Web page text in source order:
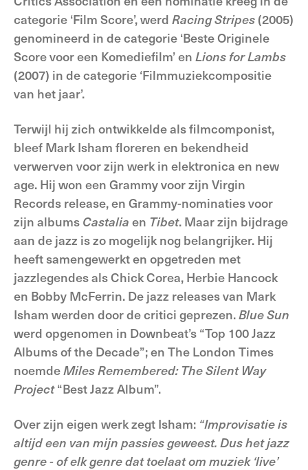
categorie ‘Film Score’, werd Racing Stripes (2005)
genomineerd in de categorie ‘Beste Originele
Score voor een Komediefilm’ en Lions for Lambs
(2007) in de categorie ‘Filmmuziekcompositie
van het jaar’.
Terwijl hij zich ontwikkelde als filmcomponist,
bleef Mark Isham floreren en bekendheid
verwerven voor zijn werk in elektronica en new
age. Hij won een Grammy voor zijn Virgin
Records release, en Grammy-nominaties voor
zijn albums Castalia en Tibet. Maar zijn bijdrage
aan de jazz is zo mogelijk nog belangrijker. Hij
heeft samengewerkt en opgetreden met
jazzlegendes als Chick Corea, Herbie Hancock
en Bobby McFerrin. De jazz releases van Mark
Isham werden door de critici geprezen.Blue Sun
werd opgenomen in Downbeat’s “Top 100 Jazz
Albums of the Decade”; en The London Times
noemdeMiles Remembered: The Silent Way
Project“Best Jazz Album”.
Over zijn eigen werk zegt Isham: “Improvisatie is
altijd een van mijn passies geweest. Dus het jazz
genre - of elk genre dat toelaat om muziek ‘live’